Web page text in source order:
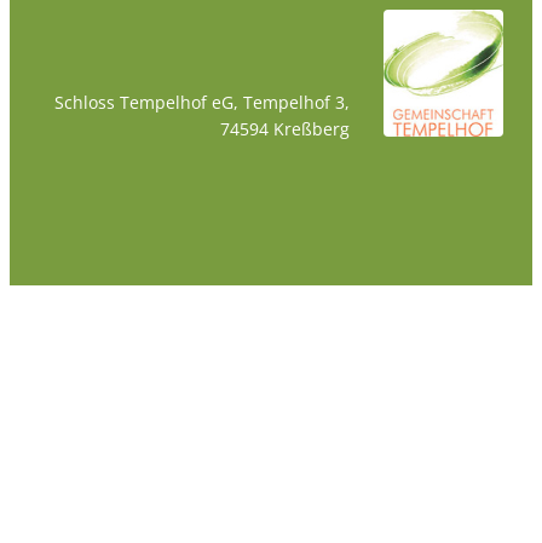
Schloss Tempelhof eG, Tempelhof 3,
74594 Kreßberg